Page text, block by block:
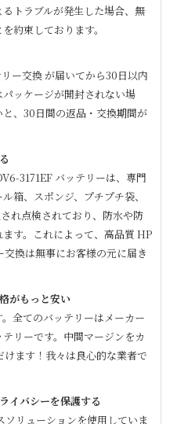
トラブルが発生した場合、無
約束しております。
ー交換 が届いてから30日以内
ッケージが開封されない場
、30日間の返品・交換期間が
3171EF バッテリーは、専門
箱、スポンジ、プチプチ袋、
れ点検されており、防水や防
す。これによって、高品質 HP
交換は無事にお客様の元に届き
がもっと安い
全てのバッテリーはメーカー
リーです。中間マージンをカ
ます！我々は良心的な業者で
イバシーを保護する
リューションを使用していま